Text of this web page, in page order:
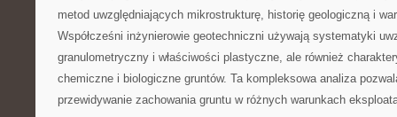
metod uwzględniających mikrostrukturę, historię geologiczną i
Współcześni inżynierowie geotechniczni używają systematyki
granulometryczny i właściwości plastyczne, ale również
chemiczne i biologiczne gruntów. Ta kompleksowa analiza
przewidywanie zachowania gruntu w różnych warunkach